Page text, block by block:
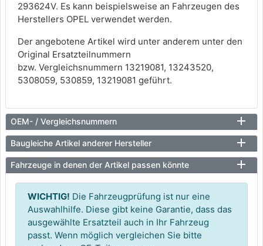
293624V. Es kann beispielsweise an Fahrzeugen des
Herstellers OPEL verwendet werden.
Der angebotene Artikel wird unter anderem unter den
Original Ersatzteilnummern
bzw. Vergleichsnummern 13219081, 13243520,
5308059, 530859, 13219081 geführt.
OEM- / Vergleichsnummern
Baugleiche Artikel anderer Hersteller
Fahrzeuge in denen der Artikel passen könnte
WICHTIG! Die Fahrzeugprüfung ist nur eine
Auswahlhilfe. Diese gibt keine Garantie, dass das
ausgewählte Ersatzteil auch in Ihr Fahrzeug
passt. Wenn möglich vergleichen Sie bitte